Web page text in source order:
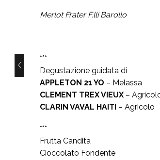
Merlot Frater F.lli Barollo
***
Degustazione guidata di
APPLETON 21 YO – Melassa
CLEMENT TREX VIEUX–
CLARIN VAVAL HAITI – Agricolo
***
Frutta Candita
Cioccolato Fondente